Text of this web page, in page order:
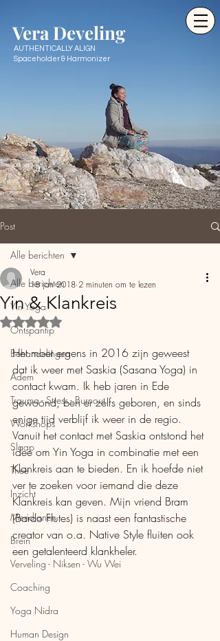
Vera Develing
AUTHENTICALLY ALIGN
Spaceholder & Harmonizer
Post
Alle berichten
Yin Yoga
Ontspantip
Behandelingen
Adem
Trauma - Stress - Burnout
Workshops
Slaap
Thee
Inzicht
Meridianen
Brein
Verveling - Niksen - Wu Wei
Coaching
Yoga Nidra
Human Design
Alle berichten
Yin & Klankreis
Vera
18 jan 2018 2 minuten om te lezen
Beoordeeld met NaN uit 5 sterren.
Het moet ergens in 2016 zijn geweest
dat ik weer met Saskia (Sasana Yoga) in
contact kwam. Ik heb jaren in Ede
gewoond, ben er zelfs geboren, en sinds
enige tijd verblijf ik weer in de regio.
Vanuit het contact met Saskia ontstond het
idee om Yin Yoga in combinatie met een
Klankreis aan te bieden. En ik hoefde niet
ver te zoeken voor iemand die deze
Klankreis kan geven. Mijn vriend Bram
(Bardo Flutes) is naast een fantastische
creator van o.a. Native Style fluiten ook
een getalenteerd klankheler.